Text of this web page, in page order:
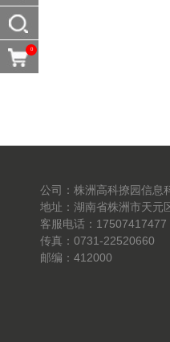
公司：株洲高科撩园信息
地址：湖南省株洲市天元
客服电话：17507417477
传真：0731-22520660
邮编：412000
0